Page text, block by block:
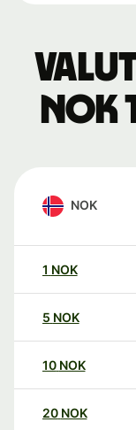
NOK
1 NOK
5 NOK
10 NOK
20 NOK